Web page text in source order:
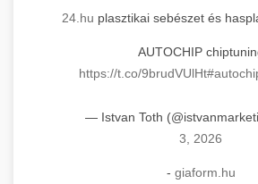
24.hu plasztikai sebészet és
AUTOCHIP
https://t.co/9brudVUlHt
— Istvan Toth
3, 2026
- giaform.hu